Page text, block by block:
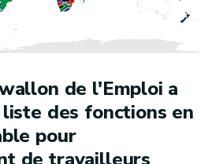
de l'Emploi a
des fonctions en
pour